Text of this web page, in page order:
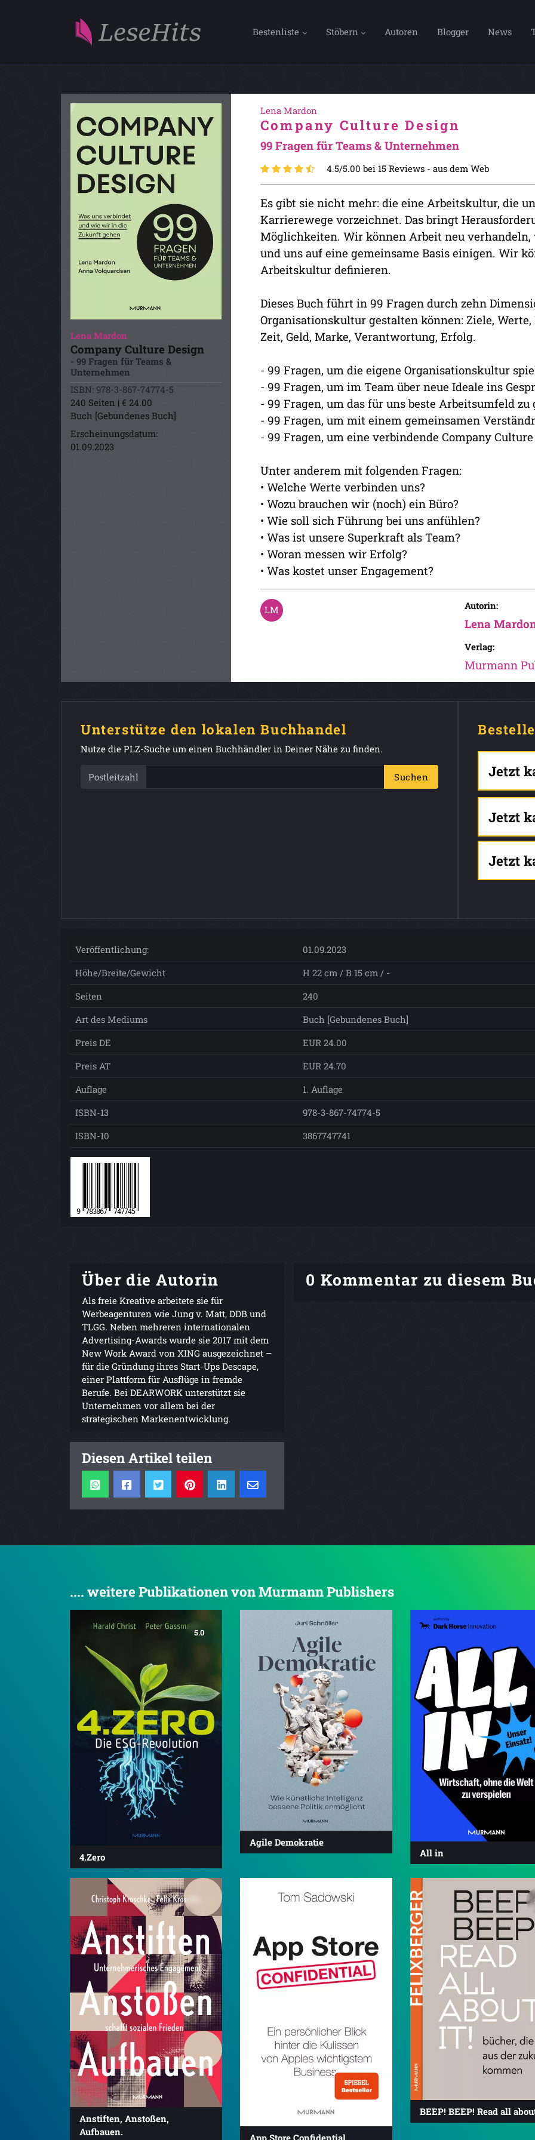
Bestenliste Stöbern Autoren Blogger News
Lena Mardon
Company Culture Design
- 99 Fragen für Teams &
Unternehmen
ISBN: 978-3-867-74774-5
240 Seiten | € 24.00
Buch [Gebundenes Buch]
Erscheinungsdatum:
01.09.2023
Lena Mardon
Company Culture Design
99 Fragen für Teams & Unternehmen
4.5/5.00 bei 15 Reviews - aus dem Web
Es gibt sie nicht mehr: die eine Arbeitskultur, die
Karrierewege vorzeichnet. Das bringt
Möglichkeiten. Wir können Arbeit neu
und uns auf eine gemeinsame Basis einigen. Wir
Arbeitskultur definieren.
Dieses Buch führt in 99 Fragen durch zehn
Organisationskultur gestalten können: Ziele,
Zeit, Geld, Marke, Verantwortung, Erfolg.
- 99 Fragen, um die eigene Organisationskultur
- 99 Fragen, um im Team über neue Ideale ins
- 99 Fragen, um das für uns beste Arbeitsumfeld zu
- 99 Fragen, um mit einem gemeinsamen
- 99 Fragen, um eine verbindende Company
Unter anderem mit folgenden Fragen:
• Welche Werte verbinden uns?
• Wozu brauchen wir (noch) ein Büro?
• Wie soll sich Führung bei uns anfühlen?
• Was ist unsere Superkraft als Team?
• Woran messen wir Erfolg?
• Was kostet unser Engagement?
Autorin:
Lena
Verlag:
Murmann
Unterstütze den lokalen Buchhandel
Nutze die PLZ-Suche um einen Buchhändler in Deiner Nähe zu finden.
Postleitzahl Suchen Jetzt
Jetzt
Jetzt
Veröffentlichung:
01.09.2023
Höhe/Breite/Gewicht
H 22 cm / B 15 cm / -
Seiten
240
Art des Mediums
Buch [Gebundenes Buch]
Preis DE
EUR 24.00
Preis AT
EUR 24.70
Auflage
1. Auflage
ISBN-13
978-3-867-74774-5
ISBN-10
3867747741
Über die Autorin
Als freie Kreative arbeitete sie für
Werbeagenturen wie Jung v. Matt, DDB und
TLGG. Neben mehreren internationalen
Advertising-Awards wurde sie 2017 mit dem
New Work Award von XING ausgezeichnet –
für die Gründung ihres Start-Ups Descape,
einer Plattform für Ausflüge in fremde
Berufe. Bei DEARWORK unterstützt sie
Unternehmen vor allem bei der
strategischen Markenentwicklung.
Diesen Artikel teilen
0 Kommentar zu diesem
.... weitere Publikationen von Murmann Publishers
5.0
4.Zero
Agile Demokratie
All in
Anstiften, Anstoßen,
Aufbauen.
BEEP! BEEP! Read all